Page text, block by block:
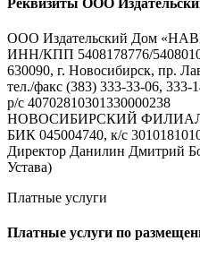
ООО Издательский Дом
ИНН/КПП 5408178776/
630090, г. Новосибирск, пр.
тел./факс (383) 333-33-06, 333-
р/с 40702810301330000238
НОВОСИБИРСКИЙ
БИК 045004740, к/с
Директор Данилин Дмитрий
Устава)
Платные услуги
Платные услуги по